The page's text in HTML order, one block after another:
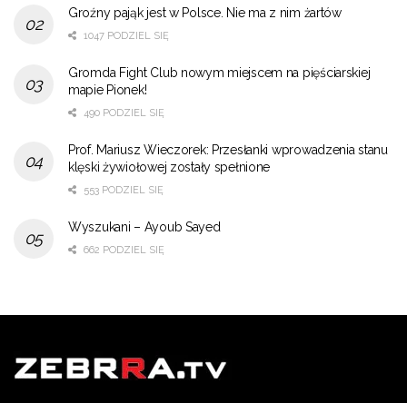
Groźny pająk jest w Polsce. Nie ma z nim żartów
1047 PODZIEL SIĘ
Gromda Fight Club nowym miejscem na pięściarskiej
mapie Pionek!
490 PODZIEL SIĘ
Prof. Mariusz Wieczorek: Przesłanki wprowadzenia stanu
klęski żywiołowej zostały spełnione
553 PODZIEL SIĘ
Wyszukani – Ayoub Sayed
662 PODZIEL SIĘ